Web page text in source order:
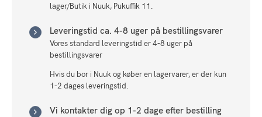
lager/Butik i Nuuk, Pukuffik 11.
Leveringstid ca. 4-8 uger på bestillingsvarer
Vores standard leveringstid er 4-8 uger på
bestillingsvarer
Hvis du bor i Nuuk og køber en lagervarer, er der kun
1-2 dages leveringstid.
Vi kontakter dig op 1-2 dage efter bestilling